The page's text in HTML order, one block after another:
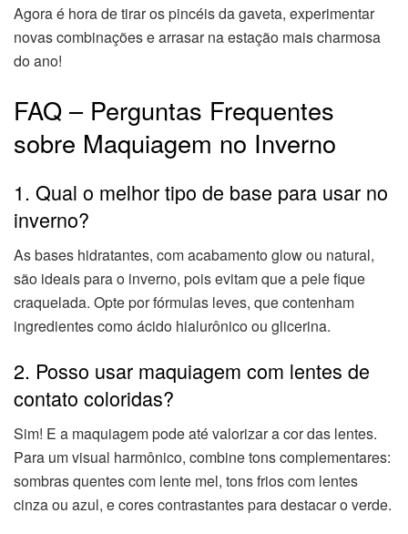
Agora é hora de tirar os pincéis da gaveta, experimentar
novas combinações e arrasar na estação mais charmosa
do ano!
FAQ – Perguntas Frequentes
sobre Maquiagem no Inverno
1. Qual o melhor tipo de base para usar no
inverno?
As bases hidratantes, com acabamento glow ou natural,
são ideais para o inverno, pois evitam que a pele fique
craquelada. Opte por fórmulas leves, que contenham
ingredientes como ácido hialurônico ou glicerina.
2. Posso usar maquiagem com lentes de
contato coloridas?
Sim! E a maquiagem pode até valorizar a cor das lentes.
Para um visual harmônico, combine tons complementares:
sombras quentes com lente mel, tons frios com lentes
cinza ou azul, e cores contrastantes para destacar o verde.